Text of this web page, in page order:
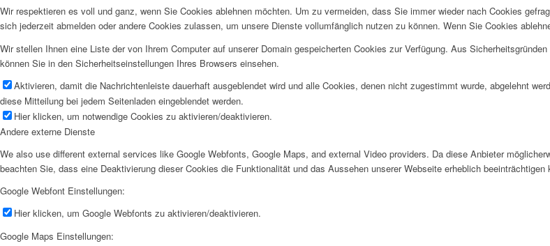
Wir respektieren es voll und ganz, wenn Sie Cookies ablehnen möchten. Um zu vermeiden, dass Sie immer wieder nach Cookies
sich jederzeit abmelden oder andere Cookies zulassen, um unsere Dienste vollumfänglich nutzen zu können. Wenn Sie Cookies
Wir stellen Ihnen eine Liste der von Ihrem Computer auf unserer Domain gespeicherten Cookies zur Verfügung. Aus
können Sie in den Sicherheitseinstellungen Ihres Browsers einsehen.
Aktivieren, damit die Nachrichtenleiste dauerhaft ausgeblendet wird und alle Cookies, denen nicht zugestimmt wurde, abgelehnt
diese Mitteilung bei jedem Seitenladen eingeblendet werden.
Hier klicken, um notwendige Cookies zu aktivieren/deaktivieren.
Andere externe Dienste
We also use different external services like Google Webfonts, Google Maps, and external Video providers. Da diese Anbieter
beachten Sie, dass eine Deaktivierung dieser Cookies die Funktionalität und das Aussehen unserer Webseite erheblich
Google Webfont Einstellungen:
Hier klicken, um Google Webfonts zu aktivieren/deaktivieren.
Google Maps Einstellungen: